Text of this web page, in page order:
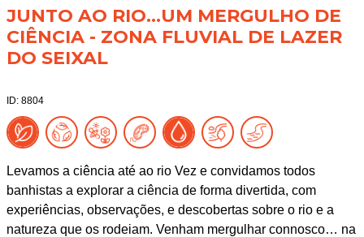
JUNTO AO RIO...UM MERGULHO DE
CIÊNCIA - ZONA FLUVIAL DE LAZER
DO SEIXAL
ID: 8804
Levamos a ciência até ao rio Vez e convidamos todos
banhistas a explorar a ciência de forma divertida, com
experiências, observações, e descobertas sobre o rio e a
natureza que os rodeiam. Venham mergulhar connosco… na